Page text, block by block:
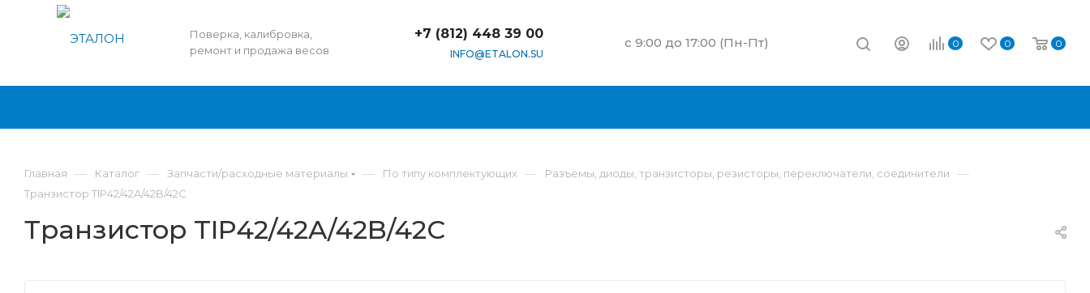
Поверка, калибровка,
ремонт и продажа весов
+7 (812) 448 39 00
INFO@ETALON.SU
c 9:00 до 17:00 (Пн-Пт) 0 0 0
Главная — Каталог — Запчасти/расходные материалы — По типу комплектующих — Разъемы, диоды, транзисторы, резисторы, переключатели, соединители —
Транзистор TIP42/42A/42B/42C
Транзистор TIP42/42A/42B/42C